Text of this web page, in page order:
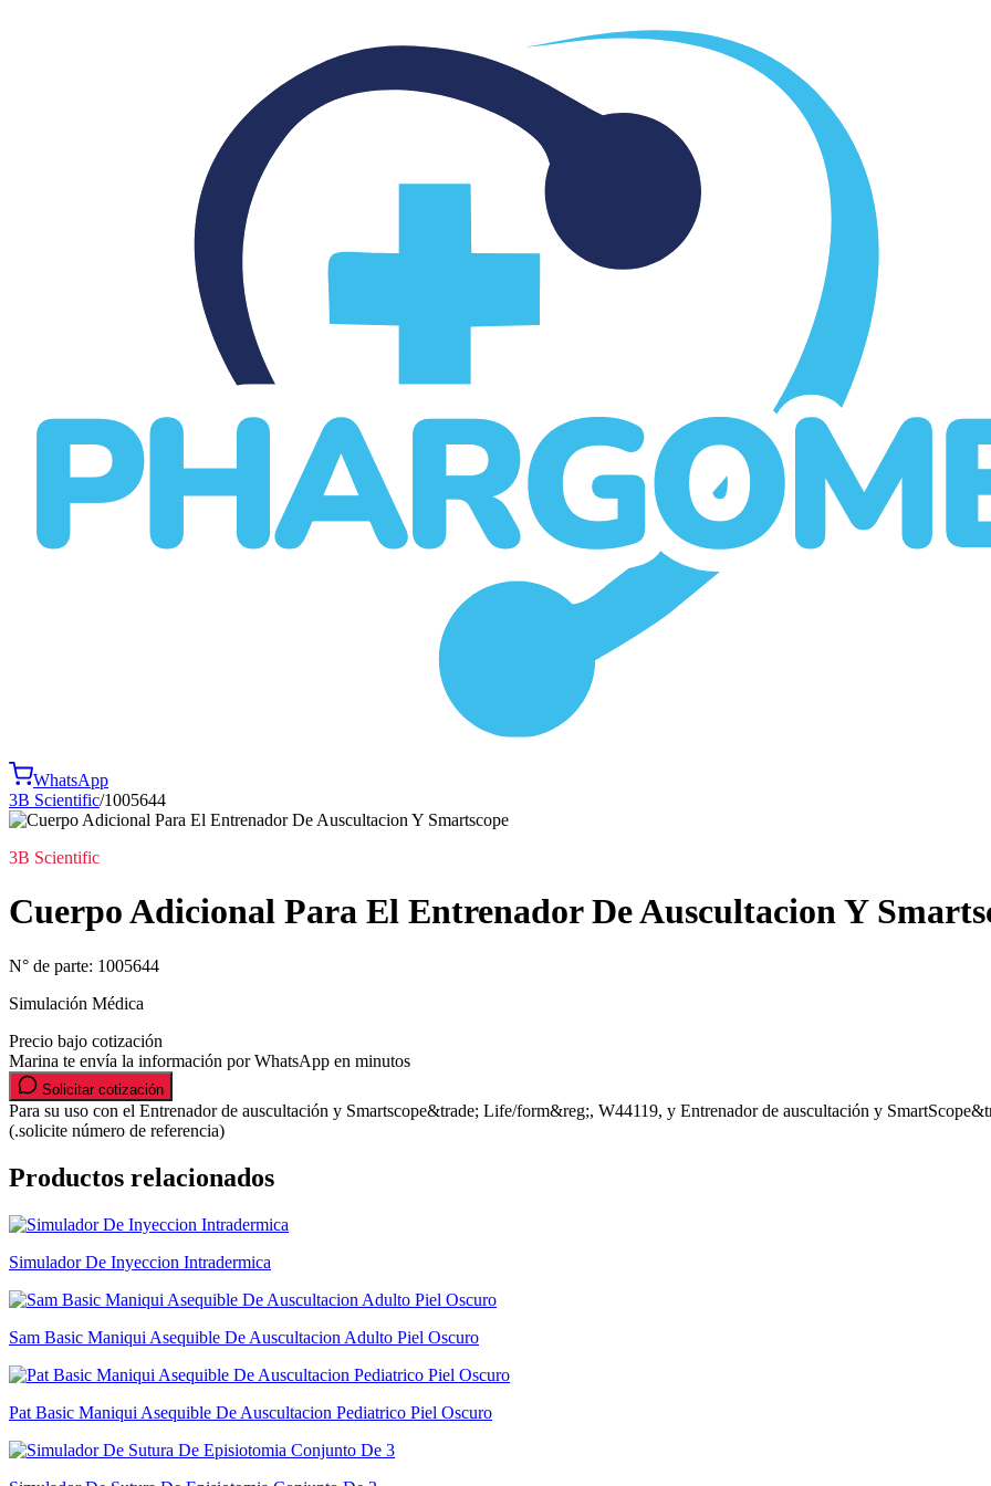
WhatsApp
3B Scientific/1005644
3B Scientific
Cuerpo Adicional Para El Entrenador De Auscultacion Y
N° de parte: 1005644
Simulación Médica
Precio bajo cotización
Marina te envía la información por WhatsApp en minutos
Solicitar cotización
Para su uso con el Entrenador de auscultación y Smartscope&trade; Life/form&reg;, W44119, y Entrenador de auscultación y
(.solicite número de referencia)
Productos relacionados
Simulador De Inyeccion Intradermica
Sam Basic Maniqui Asequible De Auscultacion Adulto Piel Oscuro
Pat Basic Maniqui Asequible De Auscultacion Pediatrico Piel Oscuro